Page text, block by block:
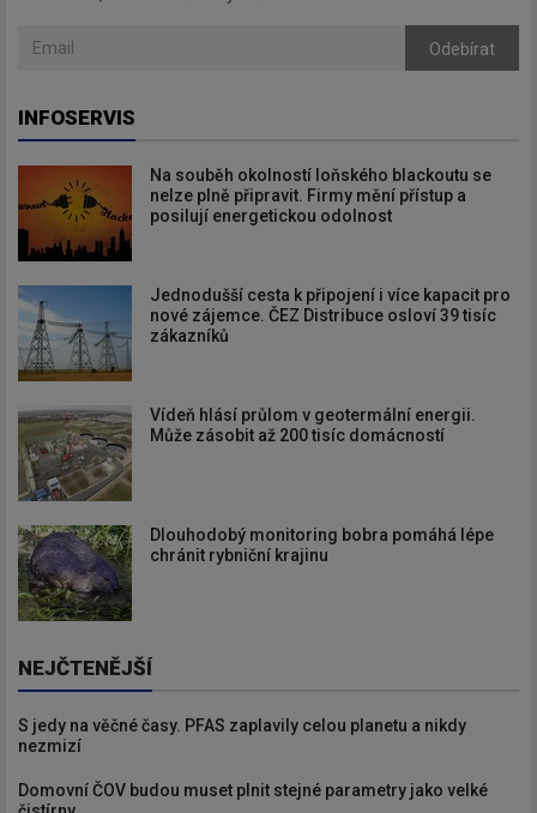
Odebírat
INFOSERVIS
Na souběh okolností loňského blackoutu se
nelze plně připravit. Firmy mění přístup a
posilují energetickou odolnost
Jednodušší cesta k připojení i více kapacit pro
nové zájemce. ČEZ Distribuce osloví 39 tisíc
zákazníků
Vídeň hlásí průlom v geotermální energii.
Může zásobit až 200 tisíc domácností
Dlouhodobý monitoring bobra pomáhá lépe
chránit rybniční krajinu
NEJČTENĚJŠÍ
S jedy na věčné časy. PFAS zaplavily celou planetu a nikdy
nezmizí
Domovní ČOV budou muset plnit stejné parametry jako velké